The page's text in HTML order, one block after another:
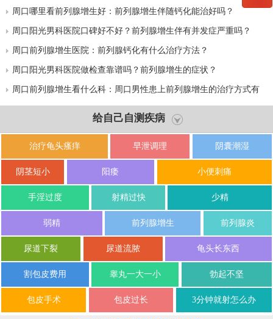
周口哪里看前列腺增生好：前列腺增生伴随钙化能治好吗？
周口阳光男科医院口碑好不好？前列腺增生伴有并发症严重吗？
周口前列腺增生医院：前列腺钙化有什么治疗方法？
周口阳光男科医院做检查靠谱吗？前列腺增生的症状？
周口前列腺增生看什么科：周口男性患上前列腺增生的治疗方式有
给自己自测疾病
治疗龟头瘙痒 早泄调理 阴囊潮湿
阴茎短小 阳痿 小便刺痛
手淫过度 射精过快 少精
弱精 前列腺增生 前列腺炎
尿道下裂 尿道流脓 龟头长东西
割包皮费用 睾丸一大一小 勃起不坚
包皮手术 包皮过长 3分钟就射怎么办